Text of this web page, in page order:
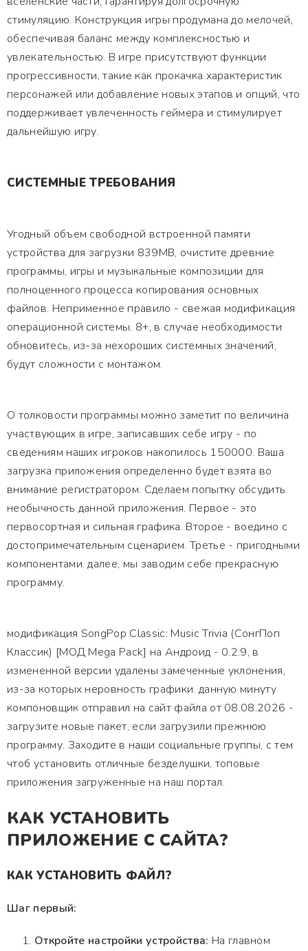
стимуляцию. Конструкция игры продумана до мелочей,
обеспечивая баланс между комплексностью и
увлекательностью. В игре присутствуют функции
прогрессивности, такие как прокачка характеристик
персонажей или добавление новых этапов и опций, что
поддерживает увлеченность геймера и стимулирует
дальнейшую игру.
СИСТЕМНЫЕ ТРЕБОВАНИЯ
Угодный объем свободной встроенной памяти
устройства для загрузки 839MB, очистите древние
программы, игры и музыкальные композиции для
полноценного процесса копирования основных
файлов. Неприменное правило - свежая модификация
операционной системы. 8+, в случае необходимости
обновитесь, из-за нехороших системных значений,
будут сложности с монтажом.
О толковости программы можно заметит по величина
участвующих в игре, записавших себе игру - по
сведениям наших игроков накопилось 150000. Ваша
загрузка приложения определенно будет взята во
внимание регистратором. Сделаем попытку обсудить
необычность данной приложения. Первое - это
первосортная и сильная графика. Второе - воедино с
достопримечательным сценарием. Третье - пригодными
компонентами. далее, мы заводим себе прекрасную
программу.
модификация SongPop Classic: Music Trivia (СонгПоп
Классик) [МОД Mega Pack] на Андроид - 0.2.9, в
измененной версии удалены замеченные уклонения,
из-за которых неровность графики. данную минуту
компоновщик отправил на сайт файла от 08.08.2026 -
загрузите новые пакет, если загрузили прежнюю
программу. Заходите в наши социальные группы, с тем
чтоб установить отличные безделушки, топовые
приложения загруженные на наш портал.
КАК УСТАНОВИТЬ
ПРИЛОЖЕНИЕ С САЙТА?
КАК УСТАНОВИТЬ ФАЙЛ?
Шаг первый:
Откройте настройки устройства: На главном